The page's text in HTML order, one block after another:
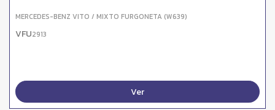
MERCEDES-BENZ VITO / MIXTO FURGONETA (W639)
VFU2913
Ver